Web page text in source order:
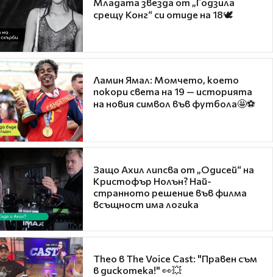
срещу Конг“ си отиде на 18🕊️
Ламин Ямал: Момчето, което
покори света на 19 — историята
на новия символ във футбола🤩⚽
Защо Ахил липсва от „Одисей“ на
Кристофър Нолън? Най-
странното решение във филма
всъщност има логика
Theo в The Voice Cast: "Правен съм
в дискотека!" 👀💥